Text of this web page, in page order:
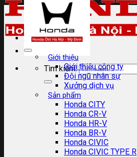
Tìm kiếm:
Giới thiệu
Giới thiệu công ty
Đội ngũ nhân sự
Xưởng dịch vụ
Sản phẩm
Honda CITY
Honda CR-V
Honda HR-V
Honda BR-V
Honda CIVIC
Honda CIVIC TYPE R